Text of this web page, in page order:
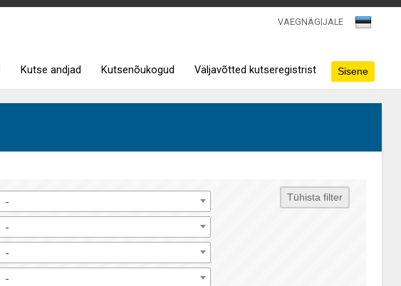
VAEGNÄGIJALE
Kutse andjad Kutsenõukogud Väljavõtted kutseregistrist
-
-
-
-